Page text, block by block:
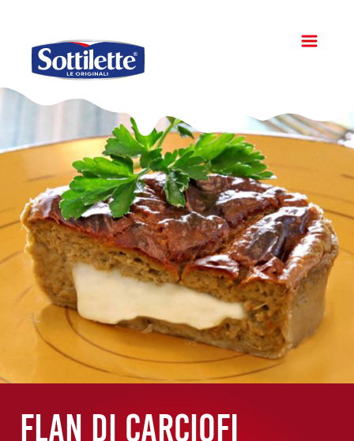
Flan di carciofi